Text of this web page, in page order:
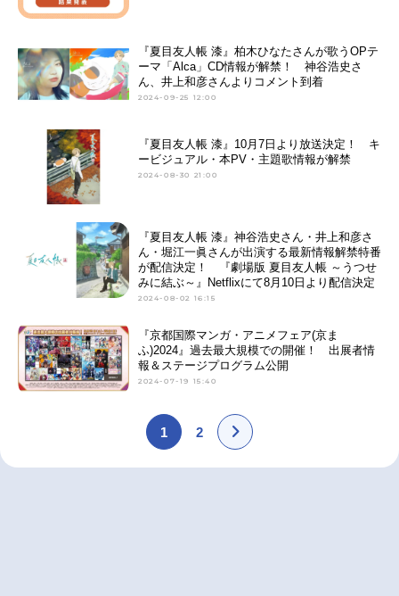
『夏目友人帳 漆』柏木ひなたさんが歌うOPテ
ーマ「Alca」CD情報が解禁！ 神谷浩史さ
ん、井上和彦さんよりコメント到着
2024-09-25 12:00
『夏目友人帳 漆』10月7日より放送決定！ キ
ービジュアル・本PV・主題歌情報が解禁
2024-08-30 21:00
『夏目友人帳 漆』神谷浩史さん・井上和彦さ
ん・堀江一眞さんが出演する最新情報解禁特番
が配信決定！ 『劇場版 夏目友人帳 ～うつせ
みに結ぶ～』Netflixにて8月10日より配信決定
2024-08-02 16:15
『京都国際マンガ・アニメフェア(京ま
ふ)2024』過去最大規模での開催！ 出展者情
報＆ステージプログラム公開
2024-07-19 15:40
1 2